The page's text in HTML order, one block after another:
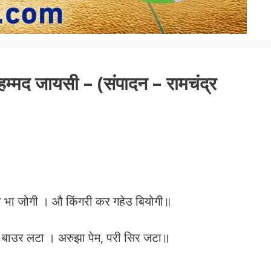
जायसी – (संपादन – रामचंद्र
भा जोगी । औ किंगरी कर गहेउ बियोगी॥
लटा । अरुझा पेम, परी सिर जटा॥